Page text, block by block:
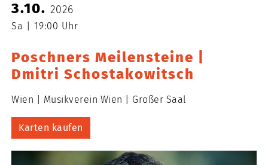
3.10.2026
Sa 19:00 Uhr
Poschners Meilensteine |
Dmitri Schostakowitsch
Wien Musikverein Wien Großer Saal
Karten kaufen